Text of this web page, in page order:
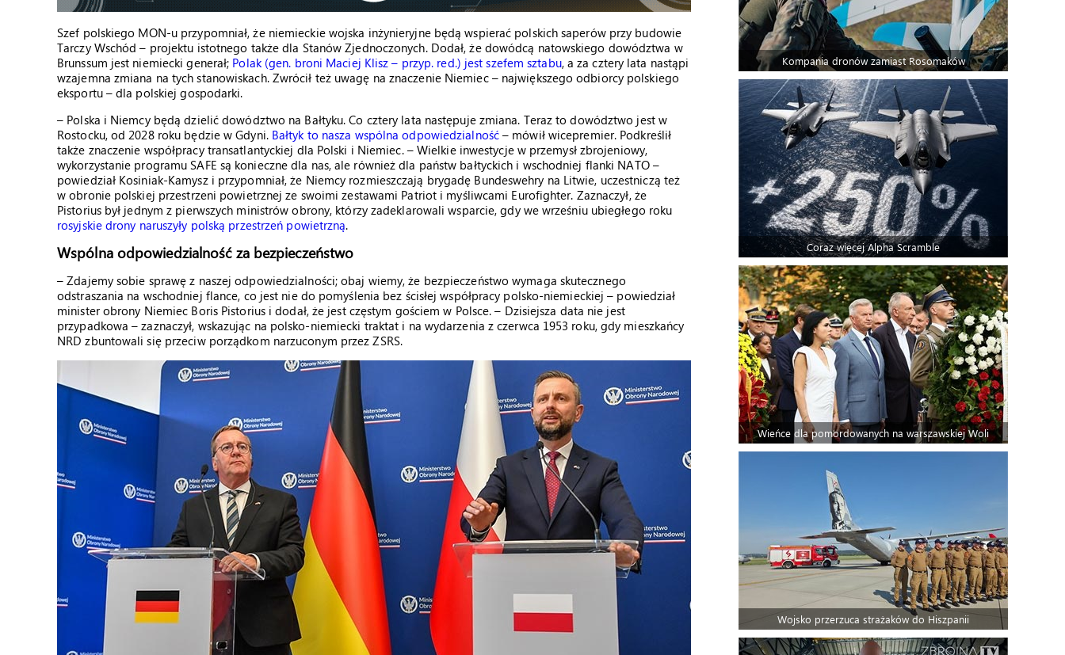
Szef polskiego MON-u przypomniał, że niemieckie wojska inżynieryjne będą wspierać polskich saperów przy budowie
Tarczy Wschód – projektu istotnego także dla Stanów Zjednoczonych. Dodał, że dowódcą natowskiego dowództwa w
Brunssum jest niemiecki generał; Polak (gen. broni Maciej Klisz – przyp. red.) jest szefem sztabu, a za cztery lata nastąpi
wzajemna zmiana na tych stanowiskach. Zwrócił też uwagę na znaczenie Niemiec – największego odbiorcy polskiego
eksportu – dla polskiej gospodarki.
– Polska i Niemcy będą dzielić dowództwo na Bałtyku. Co cztery lata następuje zmiana. Teraz to dowództwo jest w
Rostocku, od 2028 roku będzie w Gdyni. Bałtyk to nasza wspólna odpowiedzialność– mówił wicepremier. Podkreślił
także znaczenie współpracy transatlantyckiej dla Polski i Niemiec. – Wielkie inwestycje w przemysł zbrojeniowy,
wykorzystanie programu SAFE są konieczne dla nas, ale również dla państw bałtyckich i wschodniej flanki NATO –
powiedział Kosiniak-Kamysz i przypomniał, że Niemcy rozmieszczają brygadę Bundeswehry na Litwie, uczestniczą też
w obronie polskiej przestrzeni powietrznej ze swoimi zestawami Patriot i myśliwcami Eurofighter. Zaznaczył, że
Pistorius był jednym z pierwszych ministrów obrony, którzy zadeklarowali wsparcie, gdy we wrześniu ubiegłego roku
rosyjskie drony naruszyły polską przestrzeń powietrzną.
Wspólna odpowiedzialność za bezpieczeństwo
– Zdajemy sobie sprawę z naszej odpowiedzialności; obaj wiemy, że bezpieczeństwo wymaga skutecznego
odstraszania na wschodniej flance, co jest nie do pomyślenia bez ścisłej współpracy polsko-niemieckiej – powiedział
minister obrony Niemiec Boris Pistorius i dodał, że jest częstym gościem w Polsce. – Dzisiejsza data nie jest
przypadkowa – zaznaczył, wskazując na polsko-niemiecki traktat i na wydarzenia z czerwca 1953 roku, gdy mieszkańcy
NRD zbuntowali się przeciw porządkom narzuconym przez ZSRS.
Kompania dronów zamiast Rosomaków
Coraz więcej Alpha Scramble
Wieńce dla pomordowanych na warszawskiej Woli
Wojsko przerzuca strażaków do Hiszpanii